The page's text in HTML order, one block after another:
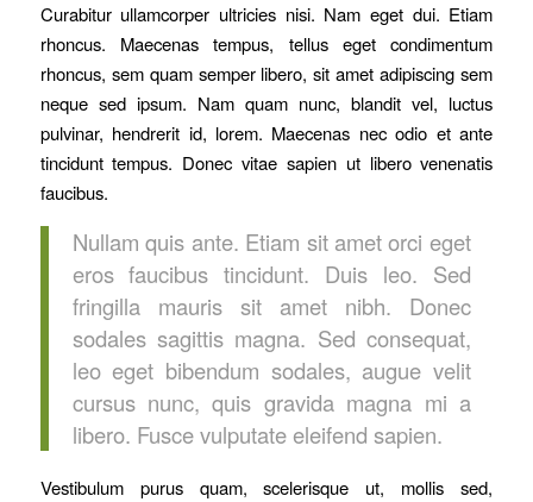
Curabitur ullamcorper ultricies nisi. Nam eget dui. Etiam
rhoncus. Maecenas tempus, tellus eget condimentum
rhoncus, sem quam semper libero, sit amet adipiscing sem
neque sed ipsum. Nam quam nunc, blandit vel, luctus
pulvinar, hendrerit id, lorem. Maecenas nec odio et ante
tincidunt tempus. Donec vitae sapien ut libero venenatis
faucibus.
Nullam quis ante. Etiam sit amet orci eget
eros faucibus tincidunt. Duis leo. Sed
fringilla mauris sit amet nibh. Donec
sodales sagittis magna. Sed consequat,
leo eget bibendum sodales, augue velit
cursus nunc, quis gravida magna mi a
libero. Fusce vulputate eleifend sapien.
Vestibulum purus quam, scelerisque ut, mollis sed,